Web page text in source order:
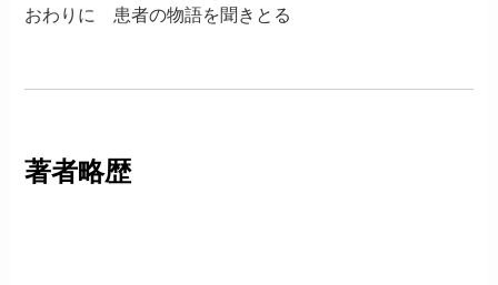
おわりに 患者の物語を聞きとる
著者略歴